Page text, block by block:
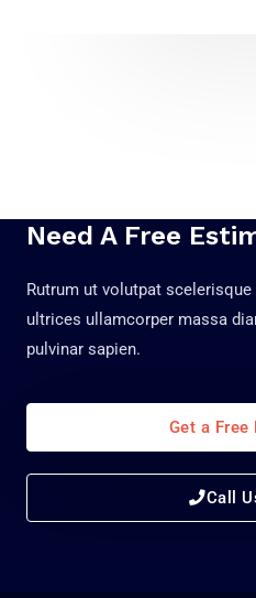
Need A Free
Rutrum ut volutpat
ultrices ullamcorper massa
pulvinar sapien.
Get a
Call